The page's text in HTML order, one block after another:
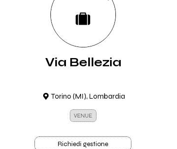
Via Bellezia
Torino (MI), Lombardia
VENUE
Richiedi gestione